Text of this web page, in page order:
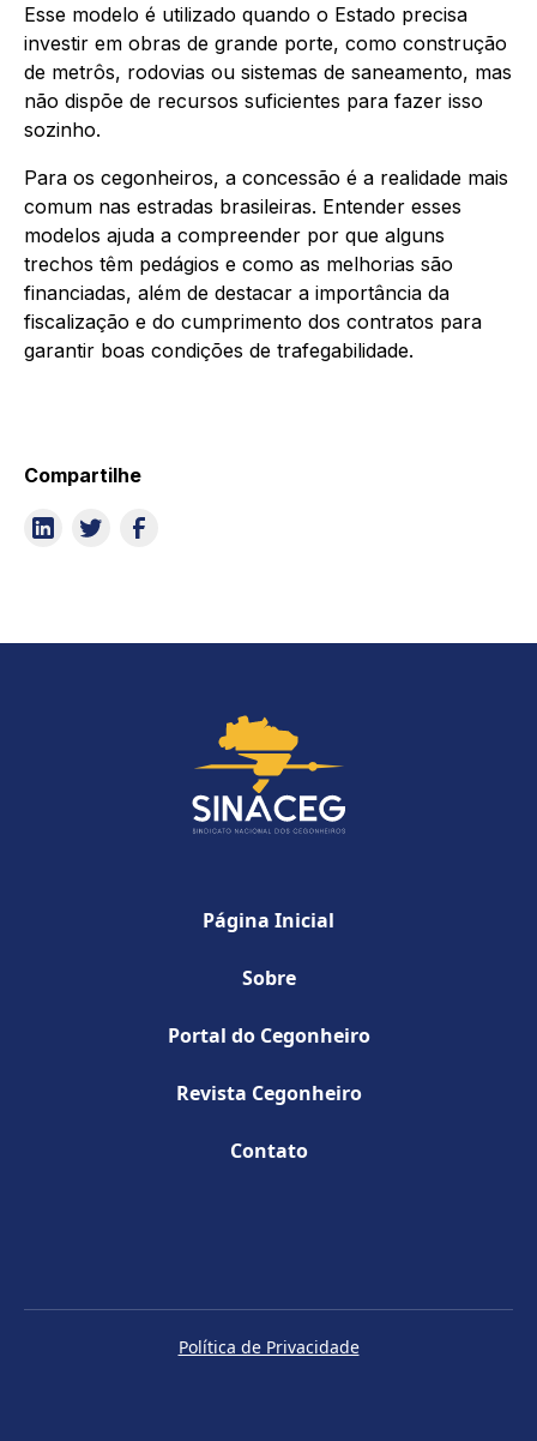
Compartilhe
Esse modelo é utilizado quando o Estado precisa
investir em obras de grande porte, como construção
de metrôs, rodovias ou sistemas de saneamento, mas
não dispõe de recursos suficientes para fazer isso
sozinho.
Para os cegonheiros, a concessão é a realidade mais
comum nas estradas brasileiras. Entender esses
modelos ajuda a compreender por que alguns
trechos têm pedágios e como as melhorias são
financiadas, além de destacar a importância da
fiscalização e do cumprimento dos contratos para
garantir boas condições de trafegabilidade.
Página Inicial
Sobre
Portal do Cegonheiro
Revista Cegonheiro
Contato
Política de Privacidade